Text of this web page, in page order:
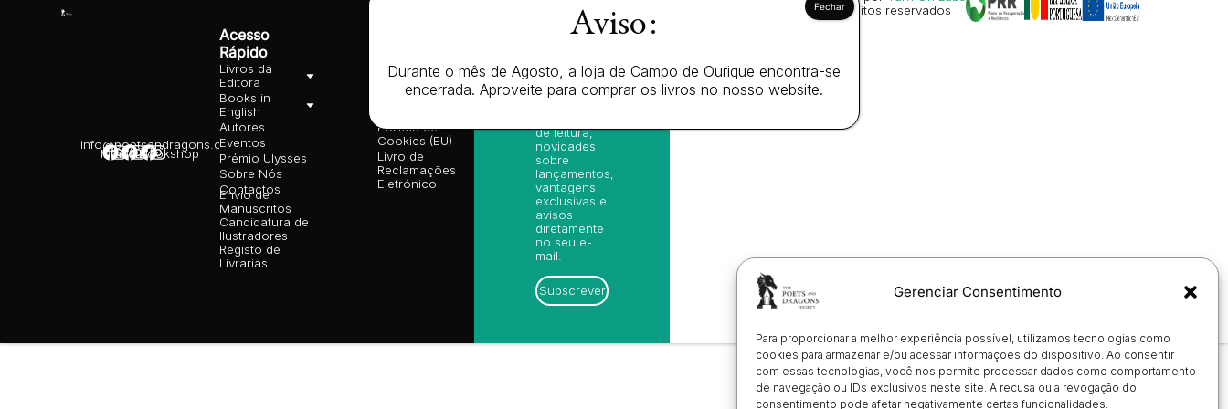
Gerenciar Consentimento
Para proporcionar a melhor experiência possível, utilizamos tecnologias como
cookies para armazenar e/ou acessar informações do dispositivo. Ao consentir
com essas tecnologias, você nos permite processar dados como comportamento
de navegação ou IDs exclusivos neste site. A recusa ou a revogação do
consentimento pode afetar negativamente certas funcionalidades.
info@poetsandragons.com
InfantilAdultoBookshop
Acesso
Rápido
Livros da
Editora
Books in
English
Autores
Eventos
Prémio Ulysses
Sobre Nós
Contactos
Envio de
Manuscritos
Candidatura de
Ilustradores
Registo de
Livrarias
Condições
Gerais de Venda
Política de
Política de
Cookies (EU)
Livro de
Reclamações
Eletrónico
Newsletter
se na nossa
newsletter e
receba as
de leitura,
novidades
sobre
lançamentos,
vantagens
exclusivas e
avisos
diretamente
no seu e-
mail.
Subscrever
© 2026 Todos os direitos reservados
Aviso:
Durante o mês de Agosto, a loja de Campo de Ourique encontra-se
encerrada. Aproveite para comprar os livros no nosso website.